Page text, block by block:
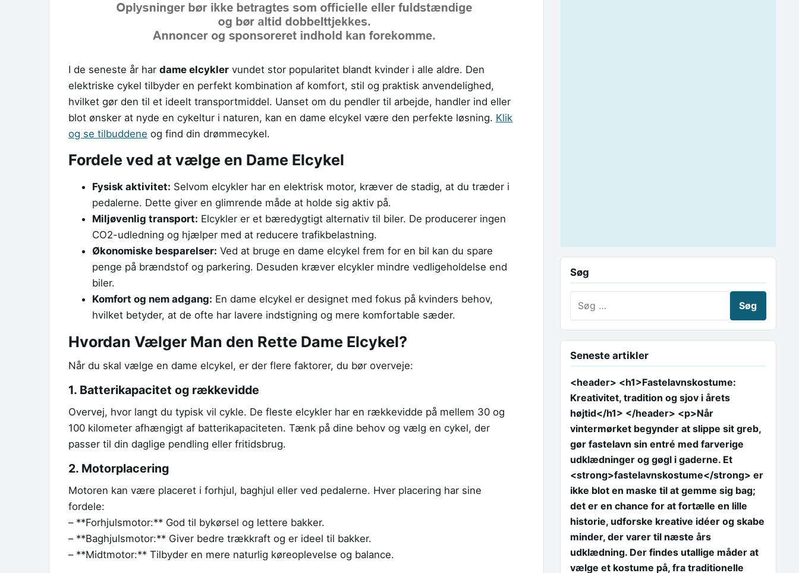
I de seneste år har dame elcykler vundet stor popularitet blandt kvinder i alle aldre. Den
elektriske cykel tilbyder en perfekt kombination af komfort, stil og praktisk anvendelighed,
hvilket gør den til et ideelt transportmiddel. Uanset om du pendler til arbejde, handler ind eller
blot ønsker at nyde en cykeltur i naturen, kan en dame elcykel være den perfekte løsning. Klik
og se tilbuddene og find din drømmecykel.
Fordele ved at vælge en Dame Elcykel
Fysisk aktivitet: Selvom elcykler har en elektrisk motor, kræver de stadig, at du træder i
pedalerne. Dette giver en glimrende måde at holde sig aktiv på.
Miljøvenlig transport: Elcykler er et bæredygtigt alternativ til biler. De producerer ingen
CO2-udledning og hjælper med at reducere trafikbelastning.
Økonomiske besparelser: Ved at bruge en dame elcykel frem for en bil kan du spare
penge på brændstof og parkering. Desuden kræver elcykler mindre vedligeholdelse end
biler.
Komfort og nem adgang: En dame elcykel er designet med fokus på kvinders behov,
hvilket betyder, at de ofte har lavere indstigning og mere komfortable sæder.
Hvordan Vælger Man den Rette Dame Elcykel?
Når du skal vælge en dame elcykel, er der flere faktorer, du bør overveje:
1. Batterikapacitet og rækkevidde
Overvej, hvor langt du typisk vil cykle. De fleste elcykler har en rækkevidde på mellem 30 og
100 kilometer afhængigt af batterikapaciteten. Tænk på dine behov og vælg en cykel, der
passer til din daglige pendling eller fritidsbrug.
2. Motorplacering
Motoren kan være placeret i forhjul, baghjul eller ved pedalerne. Hver placering har sine
fordele:
– **Forhjulsmotor:** God til bykørsel og lettere bakker.
– **Baghjulsmotor:** Giver bedre trækkraft og er ideel til bakker.
– **Midtmotor:** Tilbyder en mere naturlig køreoplevelse og balance.
Søg
Seneste artikler
<header> <h1>Fastelavnskostume:
Kreativitet, tradition og sjov i årets
højtid</h1> </header> <p>Når
vintermørket begynder at slippe sit greb,
gør fastelavn sin entré med farverige
udklædninger og gøgl i gaderne. Et
<strong>fastelavnskostume</strong> er
ikke blot en maske til at gemme sig bag;
det er en chance for at fortælle en lille
historie, udforske kreative idéer og skabe
minder, der varer til næste års
udklædning. Der findes utallige måder at
vælge et kostume på, fra traditionelle